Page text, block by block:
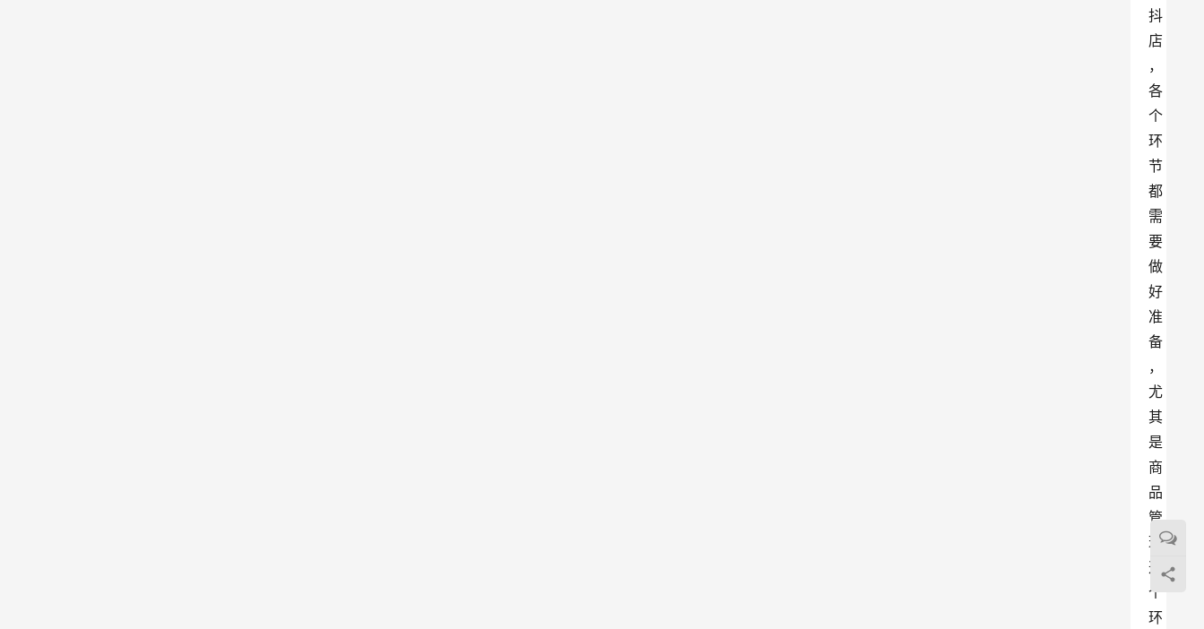
抖
店
，
各
个
环
节
都
需
要
做
好
准
备
，
尤
其
是
商
品
管
理
这
个
环